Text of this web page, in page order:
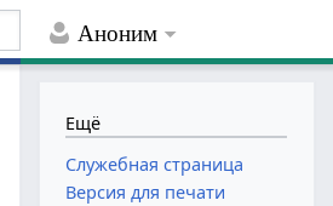
Аноним
Ещё
Служебная страница
Версия для печати